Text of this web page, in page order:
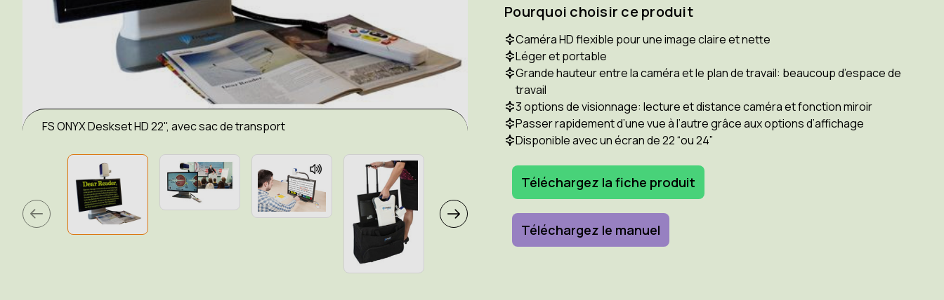
FS ONYX Deskset HD 22", avec sac de transport
Pourquoi choisir ce produit
Caméra HD flexible pour une image claire et nette
Léger et portable
Grande hauteur entre la caméra et le plan de travail: beaucoup d’espace de
travail
3 options de visionnage: lecture et distance caméra et fonction miroir
Passer rapidement d’une vue à l’autre grâce aux options d’affichage
Disponible avec un écran de 22 “ou 24”
Téléchargez la fiche produit
Téléchargez le manuel